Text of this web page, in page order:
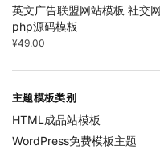
英文广告联盟网站模板 社交
php源码模板
¥49.00
主题模板类别
HTML成品站模板
WordPress免费模板主题